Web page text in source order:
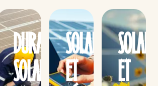
DURABILITÉ
SOLAIRE
SOLAIRE
ET
ET